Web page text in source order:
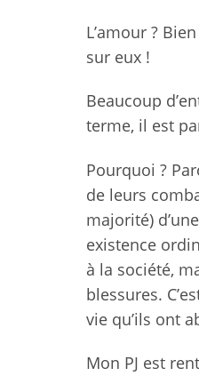
L’amour ?
sur eux !
Beaucoup
terme, il est
Pourquoi ?
de leurs
majorité)
existence
à la société,
blessures.
vie qu’ils ont
Mon PJ est